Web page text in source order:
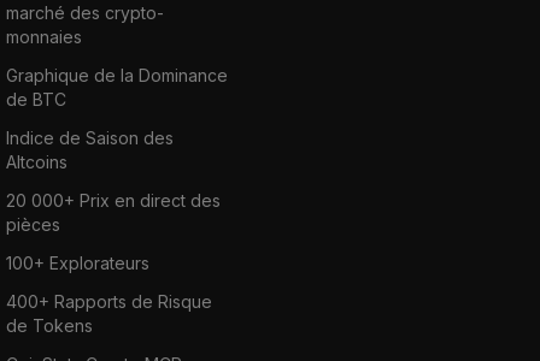
marché des crypto-
monnaies
Graphique de la Dominance
de BTC
Indice de Saison des
Altcoins
20 000+ Prix en direct des
pièces
100+ Explorateurs
400+ Rapports de Risque
de Tokens